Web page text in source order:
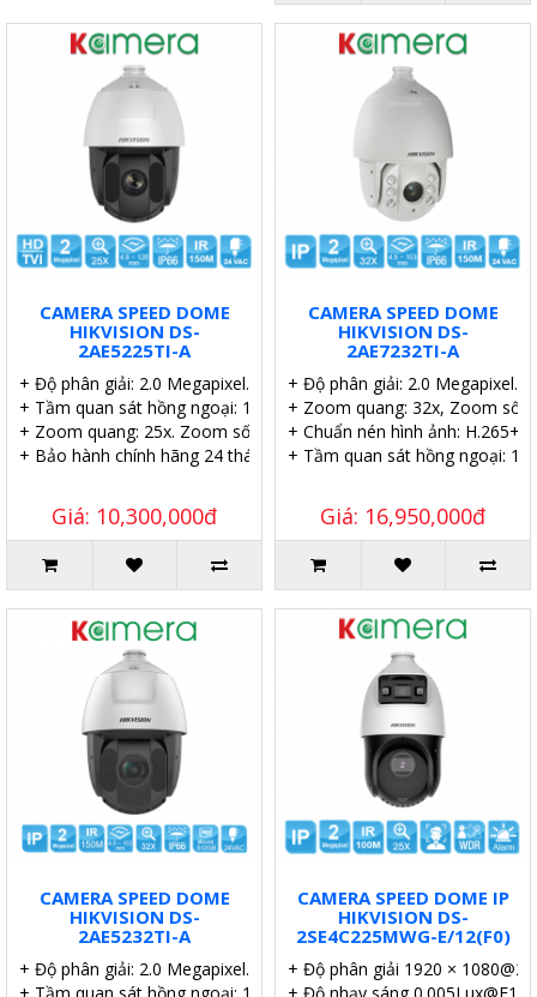
CAMERA SPEED DOME
HIKVISION DS-
2AE5225TI-A
+ Độ phân giải: 2.0 Megapixel.
+ Tầm quan sát hồng ngoại: 150 mét.
+ Zoom quang: 25x. Zoom số: 16x.
+ Bảo hành chính hãng 24 tháng.
Giá: 10,300,000đ
CAMERA SPEED DOME
HIKVISION DS-
2AE7232TI-A
+ Độ phân giải: 2.0 Megapixel.
+ Zoom quang: 32x, Zoom số:
+ Chuẩn nén hình ảnh: H.265+
+ Tầm quan sát hồng ngoại:
Giá: 16,950,000đ
CAMERA SPEED DOME
HIKVISION DS-
2AE5232TI-A
+ Độ phân giải: 2.0 Megapixel.
CAMERA SPEED DOME IP
HIKVISION DS-
2SE4C225MWG-E/12(F0)
+ Độ phân giải 1920 ×